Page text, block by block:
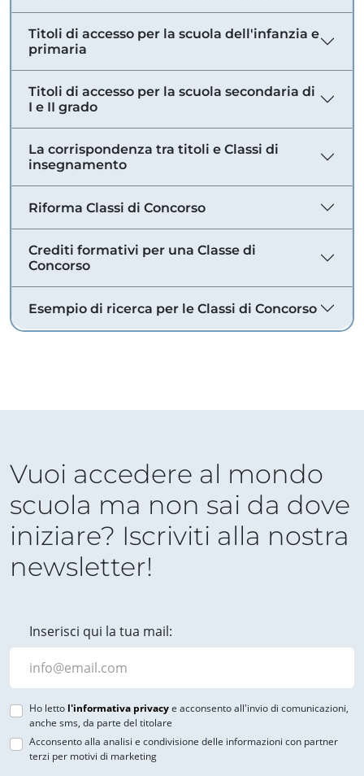
Titoli di accesso per la scuola dell'infanzia e
primaria
Titoli di accesso per la scuola secondaria di
I e II grado
La corrispondenza tra titoli e Classi di
insegnamento
Riforma Classi di Concorso
Crediti formativi per una Classe di
Concorso
Esempio di ricerca per le Classi di Concorso
Vuoi accedere al mondo
scuola ma non sai da dove
iniziare? Iscriviti alla nostra
newsletter!
Inserisci qui la tua mail:
Ho letto l'informativa privacye acconsento all'invio di comunicazioni,
anche sms, da parte del titolare
Acconsento alla analisi e condivisione delle informazioni con partner
terzi per motivi di marketing